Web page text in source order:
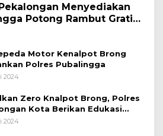
Menyediakan
Potong Rambut Gratis
2025
Motor Kenalpot Brong
Polres Pubalingga
2024
Zero Knalpot Brong, Polres
Kota Berikan Edukasi
Pelajar
2024